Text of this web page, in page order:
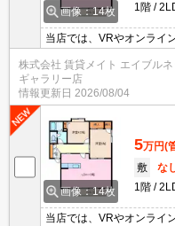
画像：14枚
1階
当店では、VRやオンライ
りWEBのみでの契約も可
株式会社 賃貸メイト エイブル
ギャラリー店
情報更新日 2026/08/04
画像：14枚
5万円(
敷
な
1階
当店では、VRやオンライ